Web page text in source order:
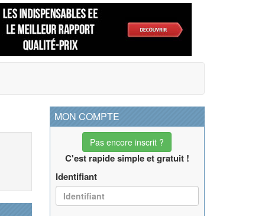
MON COMPTE
Pas encore inscrit ?
C'est rapide simple et gratuit !
Identifiant